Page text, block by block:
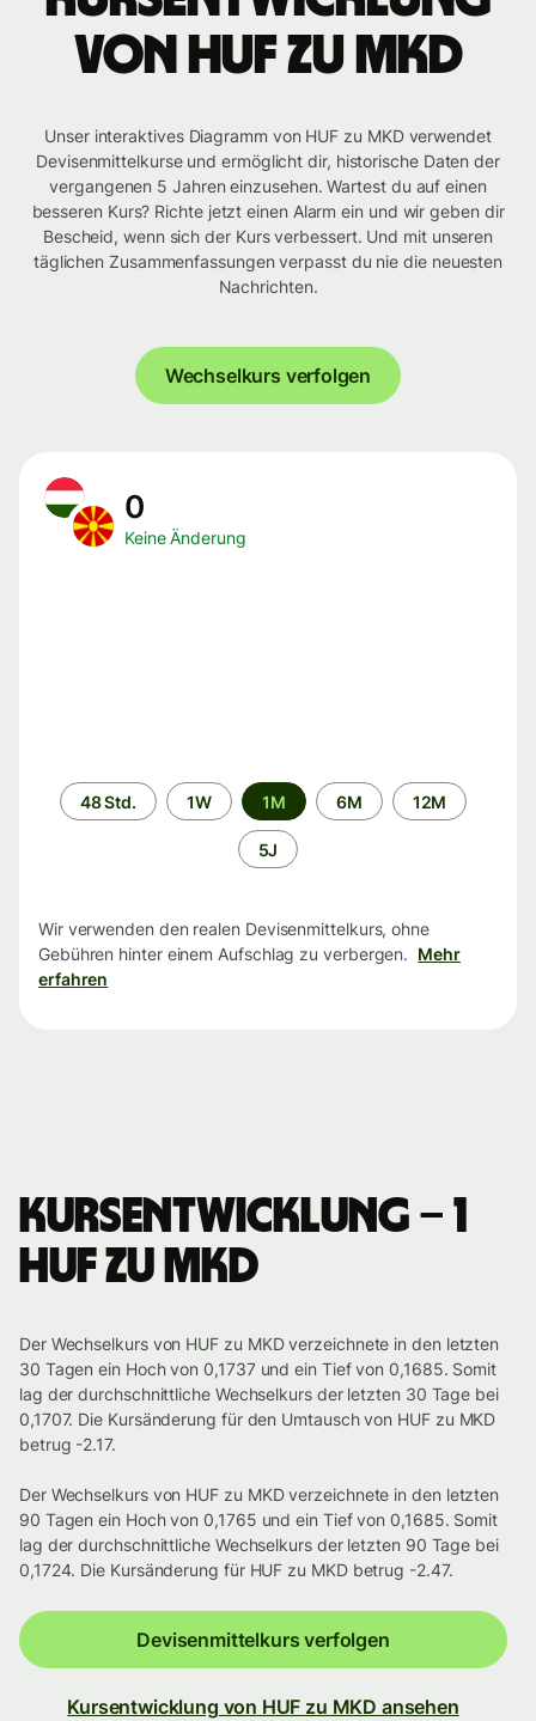
von HUF zu MKD
Unser interaktives Diagramm von HUF zu MKD verwendet
Devisenmittelkurse und ermöglicht dir, historische Daten der
vergangenen 5 Jahren einzusehen. Wartest du auf einen
besseren Kurs? Richte jetzt einen Alarm ein und wir geben dir
Bescheid, wenn sich der Kurs verbessert. Und mit unseren
täglichen Zusammenfassungen verpasst du nie die neuesten
Nachrichten.
Wechselkurs verfolgen
0
Keine Änderung
Zeitraum
48 Std. 1W 1M 6M 12M
5J
Wir verwenden den realen Devisenmittelkurs, ohne
Gebühren hinter einem Aufschlag zu verbergen. Mehr
erfahren
Kursentwicklung – 1
HUF zu MKD
Der Wechselkurs von HUF zu MKD verzeichnete in den letzten
30 Tagen ein Hoch von 0,1737 und ein Tief von 0,1685. Somit
lag der durchschnittliche Wechselkurs der letzten 30 Tage bei
0,1707. Die Kursänderung für den Umtausch von HUF zu MKD
betrug -2.17.
Der Wechselkurs von HUF zu MKD verzeichnete in den letzten
90 Tagen ein Hoch von 0,1765 und ein Tief von 0,1685. Somit
lag der durchschnittliche Wechselkurs der letzten 90 Tage bei
0,1724. Die Kursänderung für HUF zu MKD betrug -2.47.
Devisenmittelkurs verfolgen
Kursentwicklung von HUF zu MKD ansehen